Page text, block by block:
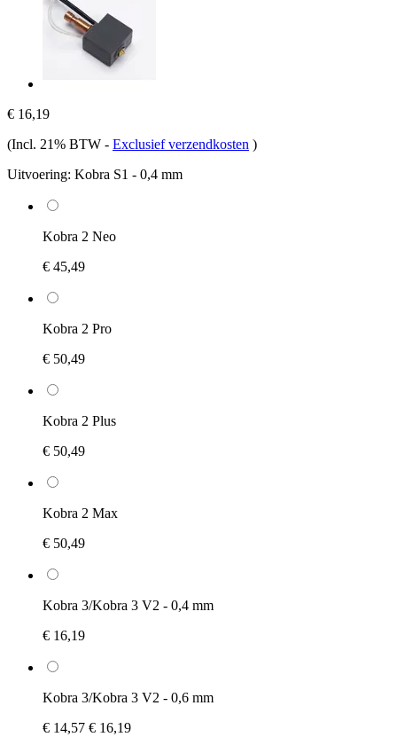
€ 16,19
(Incl. 21% BTW - Exclusief verzendkosten )
Uitvoering: Kobra S1 - 0,4 mm
Kobra 2 Neo
€ 45,49
Kobra 2 Pro
€ 50,49
Kobra 2 Plus
€ 50,49
Kobra 2 Max
€ 50,49
Kobra 3/Kobra 3 V2 - 0,4 mm
€ 16,19
Kobra 3/Kobra 3 V2 - 0,6 mm
€ 14,57 € 16,19